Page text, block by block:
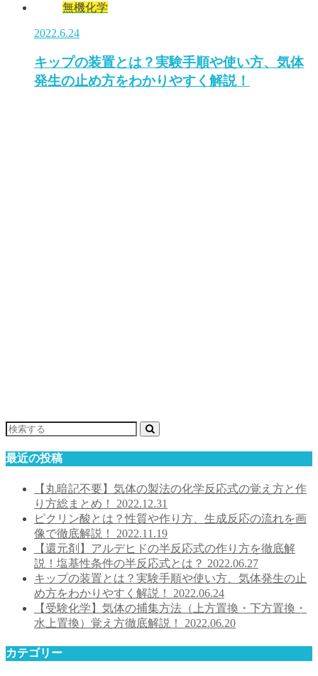
無機化学
2022.6.24
キップの装置とは？実験手順や使い方、気体
発生の止め方をわかりやすく解説！
最近の投稿
【丸暗記不要】気体の製法の化学反応式の覚え方と作
り方総まとめ！ 2022.12.31
ピクリン酸とは？性質や作り方、生成反応の流れを画
像で徹底解説！ 2022.11.19
【還元剤】アルデヒドの半反応式の作り方を徹底解
説！塩基性条件の半反応式とは？ 2022.06.27
キップの装置とは？実験手順や使い方、気体発生の止
め方をわかりやすく解説！ 2022.06.24
【受験化学】気体の捕集方法（上方置換・下方置換・
水上置換）覚え方徹底解説！ 2022.06.20
カテゴリー